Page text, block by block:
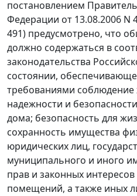
постановлением
Федерации от 13.08.2006 N
491) предусмотрено, что
должно содержаться в
законодательства
состоянии,
требованиями соблюдение
надежности и
дома; безопасность для
сохранность имущества
юридических лиц,
муниципального и иного
прав и законных
помещений, а также иных